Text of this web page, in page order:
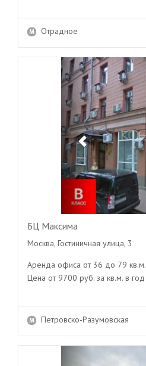
Отрадное
Previous
БЦ Максима
Москва, Гостиничная улица, 3
Аренда офиса от 36 до 79 кв.м.
Цена от 9700 руб. за кв.м. в год
Петровско-Разумовская
Previous